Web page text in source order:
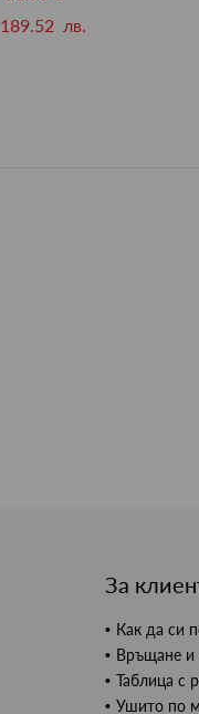
189.52 лв.
За
Как да си
Връщане и
Таблица с
Ушито по